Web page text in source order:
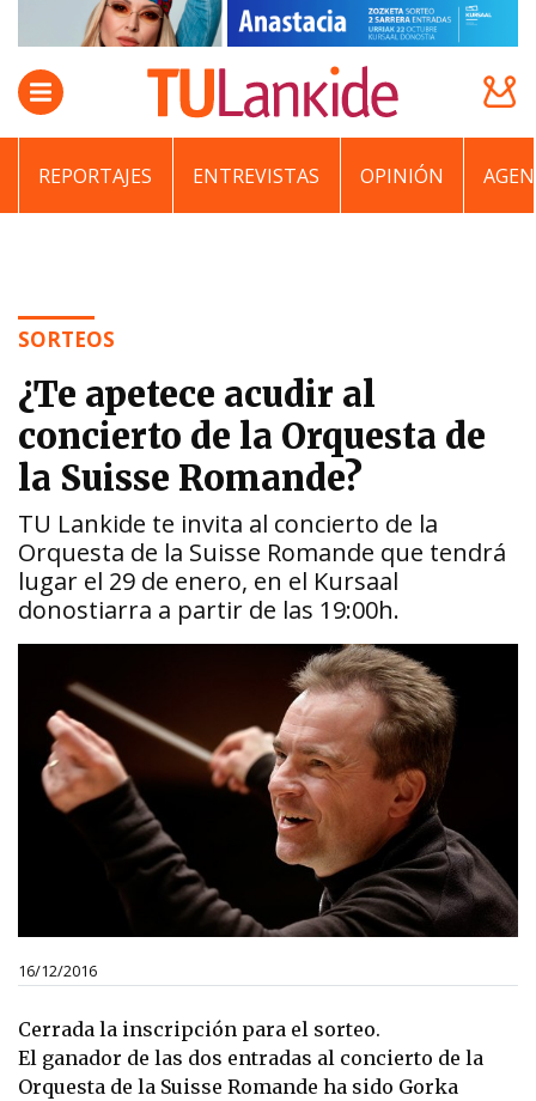
REPORTAJES ENTREVISTAS OPINIÓN
SORTEOS
¿Te apetece acudir al
concierto de la Orquesta de
la Suisse Romande?
TU Lankide te invita al concierto de la
Orquesta de la Suisse Romande que tendrá
lugar el 29 de enero, en el Kursaal
donostiarra a partir de las 19:00h.
16/12/2016
Cerrada la inscripción para el sorteo.
El ganador de las dos entradas al concierto de la
Orquesta de la Suisse Romande ha sido Gorka